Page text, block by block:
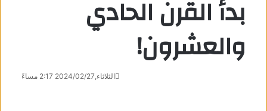
بدأ القرن الحادي
والعشرون!
الثلاثاء,2024/02/27 2:17 مساءً